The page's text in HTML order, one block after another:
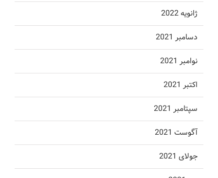
ژانویه 2022
دسامبر 2021
نوامبر 2021
اکتبر 2021
سپتامبر 2021
آگوست 2021
جولای 2021